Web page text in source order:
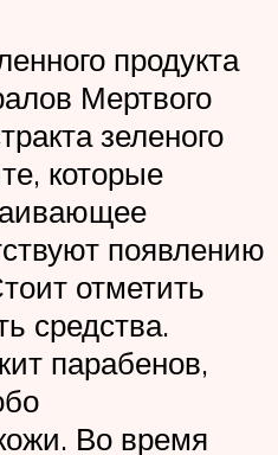
продукта
Мертвого
зеленого
которые
появлению
отметить
средства.
парабенов,
Во время